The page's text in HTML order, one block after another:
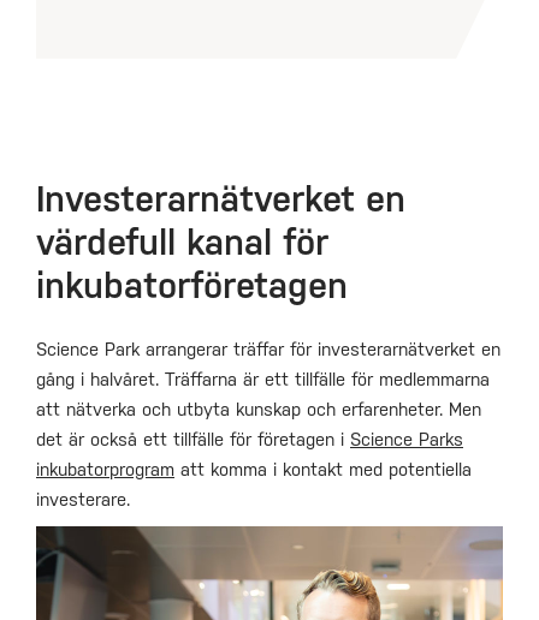
Investerarnätverket en
värdefull kanal för
inkubatorföretagen
Science Park arrangerar träffar för investerarnätverket en
gång i halvåret. Träffarna är ett tillfälle för medlemmarna
att nätverka och utbyta kunskap och erfarenheter. Men
det är också ett tillfälle för företagen i Science Parks
inkubatorprogram att komma i kontakt med potentiella
investerare.